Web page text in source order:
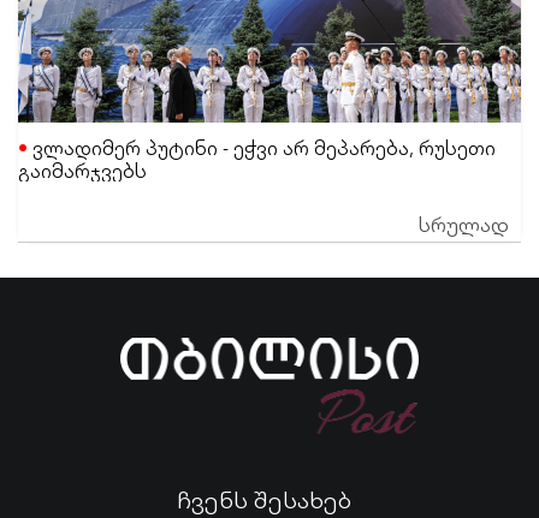
ვლადიმერ პუტინი - ეჭვი არ მეპარება, რუსეთი
გაიმარჯვებს
სრულად
ჩვენს შესახებ